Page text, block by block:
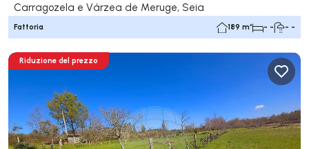
Carragozela e Várzea de Meruge, Seia
Fattoria 189 m² - - - -
Riduzione del prezzo